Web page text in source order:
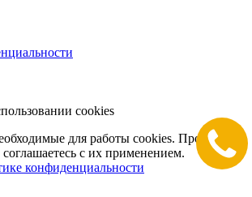
cookies
для работы cookies. Продолжая
с их применением.
конфиденциальности